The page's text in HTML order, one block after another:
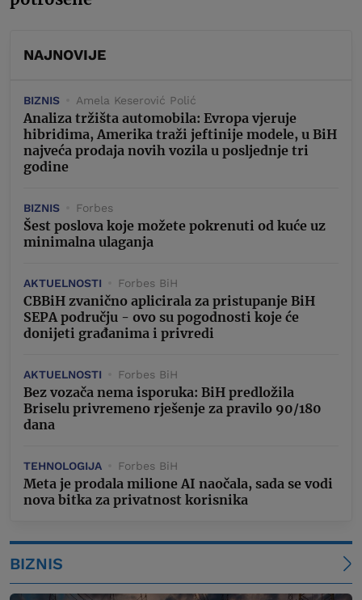
NAJNOVIJE
BIZNIS Amela Keserović Polić
Analiza tržišta automobila: Evropa vjeruje
hibridima, Amerika traži jeftinije modele, u BiH
najveća prodaja novih vozila u posljednje tri
godine
BIZNIS Forbes
Šest poslova koje možete pokrenuti od kuće uz
minimalna ulaganja
AKTUELNOSTI Forbes BiH
CBBiH zvanično aplicirala za pristupanje BiH
SEPA području - ovo su pogodnosti koje će
donijeti građanima i privredi
AKTUELNOSTI Forbes BiH
Bez vozača nema isporuka: BiH predložila
Briselu privremeno rješenje za pravilo 90/180
dana
TEHNOLOGIJA Forbes BiH
Meta je prodala milione AI naočala, sada se vodi
nova bitka za privatnost korisnika
BIZNIS